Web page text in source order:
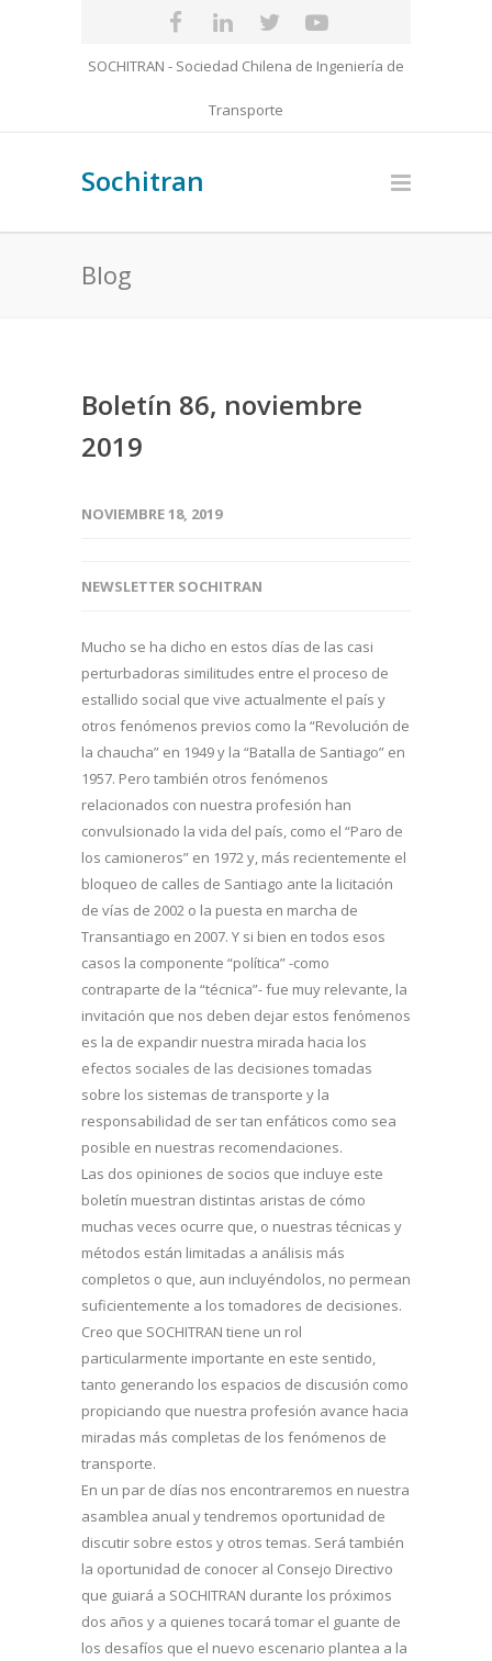
SOCHITRAN - Sociedad Chilena de Ingeniería de
Transporte
Sochitran
Blog
Boletín 86, noviembre
2019
NOVIEMBRE 18, 2019
NEWSLETTER SOCHITRAN
Mucho se ha dicho en estos días de las casi
perturbadoras similitudes entre el proceso de
estallido social que vive actualmente el país y
otros fenómenos previos como la “Revolución de
la chaucha” en 1949 y la “Batalla de Santiago” en
1957. Pero también otros fenómenos
relacionados con nuestra profesión han
convulsionado la vida del país, como el “Paro de
los camioneros” en 1972 y, más recientemente el
bloqueo de calles de Santiago ante la licitación
de vías de 2002 o la puesta en marcha de
Transantiago en 2007. Y si bien en todos esos
casos la componente “política” -como
contraparte de la “técnica”- fue muy relevante, la
invitación que nos deben dejar estos fenómenos
es la de expandir nuestra mirada hacia los
efectos sociales de las decisiones tomadas
sobre los sistemas de transporte y la
responsabilidad de ser tan enfáticos como sea
posible en nuestras recomendaciones.
Las dos opiniones de socios que incluye este
boletín muestran distintas aristas de cómo
muchas veces ocurre que, o nuestras técnicas y
métodos están limitadas a análisis más
completos o que, aun incluyéndolos, no permean
suficientemente a los tomadores de decisiones.
Creo que SOCHITRAN tiene un rol
particularmente importante en este sentido,
tanto generando los espacios de discusión como
propiciando que nuestra profesión avance hacia
miradas más completas de los fenómenos de
transporte.
En un par de días nos encontraremos en nuestra
asamblea anual y tendremos oportunidad de
discutir sobre estos y otros temas. Será también
la oportunidad de conocer al Consejo Directivo
que guiará a SOCHITRAN durante los próximos
dos años y a quienes tocará tomar el guante de
los desafíos que el nuevo escenario plantea a la